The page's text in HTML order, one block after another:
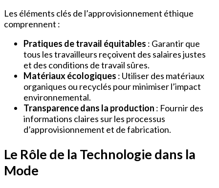
Les éléments clés de l’approvisionnement éthique
comprennent :
Pratiques de travail équitables : Garantir que
tous les travailleurs reçoivent des salaires justes
et des conditions de travail sûres.
Matériaux écologiques : Utiliser des matériaux
organiques ou recyclés pour minimiser l’impact
environnemental.
Transparence dans la production : Fournir des
informations claires sur les processus
d’approvisionnement et de fabrication.
Le Rôle de la Technologie dans la
Mode